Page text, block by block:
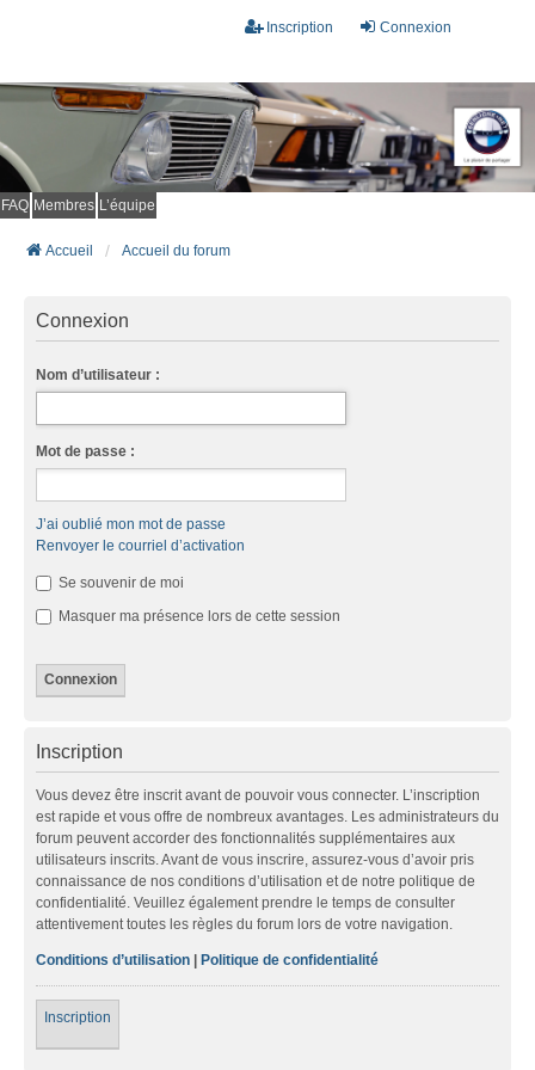
Connexion
Inscription
FAQ Membres L’équipe
Accueil Accueil du forum
Connexion
Nom d’utilisateur :
Mot de passe :
J’ai oublié mon mot de passe
Renvoyer le courriel d’activation
Se souvenir de moi
Masquer ma présence lors de cette session
Inscription
Vous devez être inscrit avant de pouvoir vous connecter. L’inscription
est rapide et vous offre de nombreux avantages. Les administrateurs du
forum peuvent accorder des fonctionnalités supplémentaires aux
utilisateurs inscrits. Avant de vous inscrire, assurez-vous d’avoir pris
connaissance de nos conditions d’utilisation et de notre politique de
confidentialité. Veuillez également prendre le temps de consulter
attentivement toutes les règles du forum lors de votre navigation.
Conditions d’utilisation | Politique de confidentialité
Inscription